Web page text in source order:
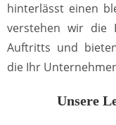
hinterlässt einen
verstehen wir die
Auftritts und
die Ihr
Unsere